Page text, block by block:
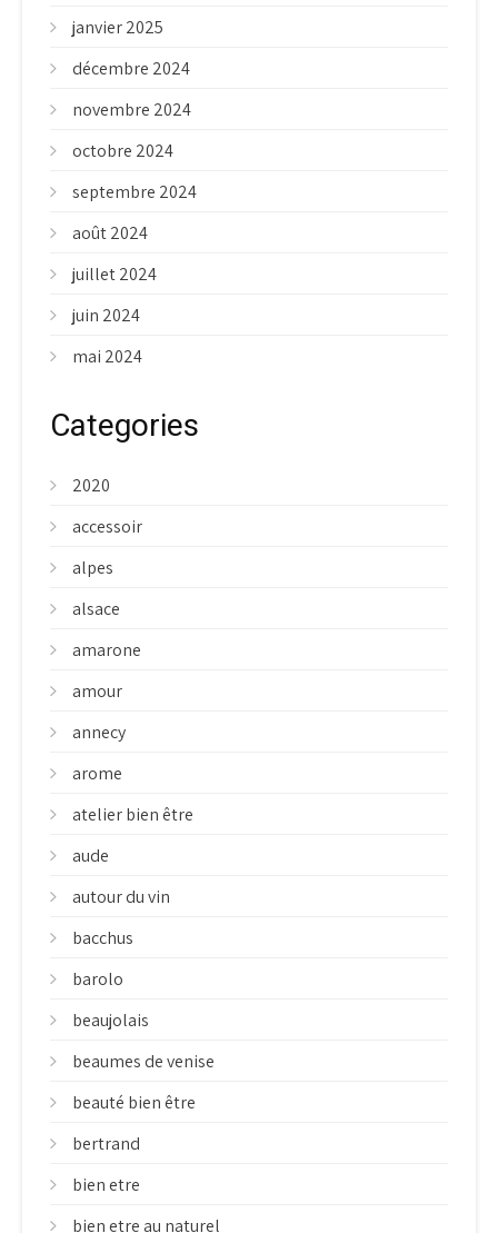
janvier 2025
décembre 2024
novembre 2024
octobre 2024
septembre 2024
août 2024
juillet 2024
juin 2024
mai 2024
Categories
2020
accessoir
alpes
alsace
amarone
amour
annecy
arome
atelier bien être
aude
autour du vin
bacchus
barolo
beaujolais
beaumes de venise
beauté bien être
bertrand
bien etre
bien etre au naturel